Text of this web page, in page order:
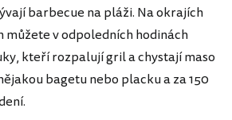
barbecue na pláži. Na okrajích
můžete v odpoledních hodinách
kteří rozpalují gril a chystají maso
bagetu nebo placku a za 150